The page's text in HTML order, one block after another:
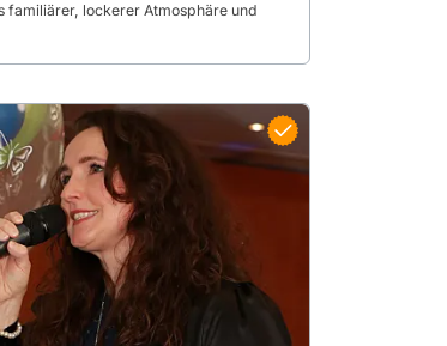
familiärer, lockerer Atmosphäre und